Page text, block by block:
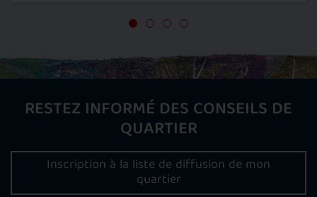
RESTEZ INFORMÉ DES CONSEILS DE
QUARTIER
Inscription à la liste de diffusion de mon
quartier